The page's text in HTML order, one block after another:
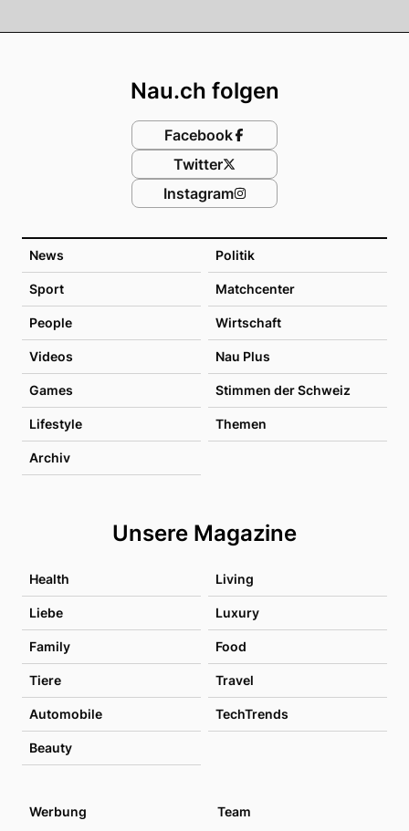
News Politik
Sport Matchcenter
People Wirtschaft
Videos Nau Plus
Games Stimmen der Schweiz
Lifestyle Themen
Archiv
Unsere Magazine
Health Living
Liebe Luxury
Family Food
Tiere Travel
Automobile TechTrends
Beauty
Nau.ch folgen
Facebook
Twitter
Instagram
Werbung Team